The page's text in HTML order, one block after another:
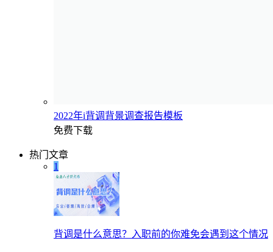
2022年i背调背景调查报告模板
免费下载
热门文章
1
背调是什么意思？入职前的你难免会遇到这个情况